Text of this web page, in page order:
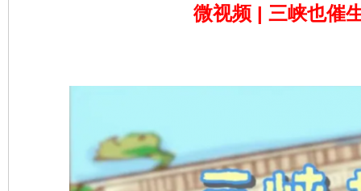
微视频 | 三峡也催
东山县通报“牛蛙产品抗生素超标问题” 法